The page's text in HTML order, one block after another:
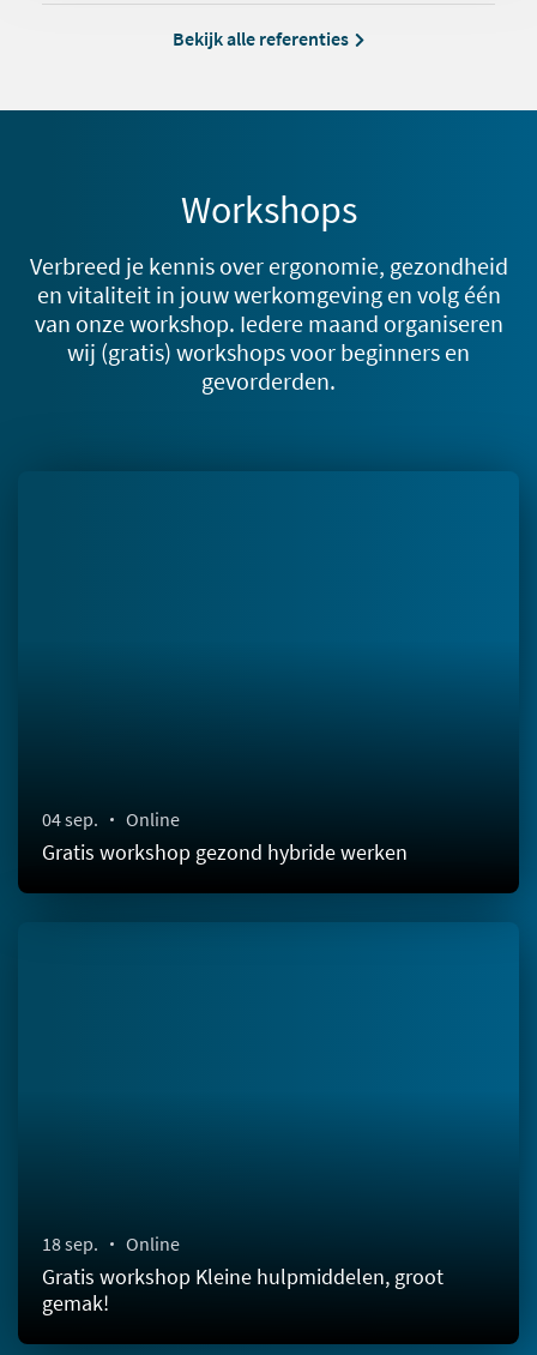
Bekijk alle referenties
Workshops
Verbreed je kennis over ergonomie, gezondheid
en vitaliteit in jouw werkomgeving en volg één
van onze workshop. Iedere maand organiseren
wij (gratis) workshops voor beginners en
gevorderden.
04 sep. Online
Gratis workshop gezond hybride werken
18 sep. Online
Gratis workshop Kleine hulpmiddelen, groot
gemak!